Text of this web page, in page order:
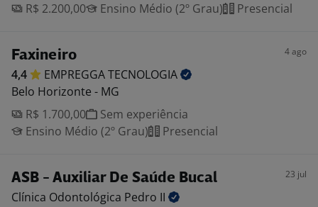
R$ 2.200,00
Ensino Médio (2º Grau) Presencial
Faxineiro 4 ago
4,4 EMPREGGATECNOLOGIA
Belo Horizonte - MG
R$ 1.700,00
Sem experiência
Ensino Médio (2º Grau)
Presencial
ASB - Auxiliar De Saúde Bucal 23 jul
Clínica Odontológica Pedro II